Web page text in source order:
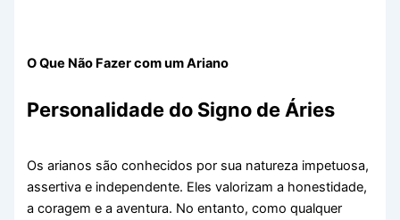
O Que Não Fazer com um Ariano
Personalidade do Signo de Áries
Os arianos são conhecidos por sua natureza impetuosa,
assertiva e independente. Eles valorizam a honestidade,
a coragem e a aventura. No entanto, como qualquer